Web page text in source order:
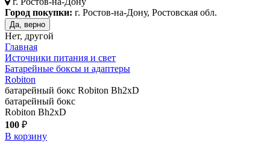
Город покупки: г. Ростов-на-Дону, Ростовская обл.
Да, верно
Нет, другой
Главная
Источники питания и свет
Батарейные боксы и адаптеры
Robiton
батарейный бокс Robiton Bh2xD
батарейный бокс
Robiton Bh2xD
100 ₽
В корзину